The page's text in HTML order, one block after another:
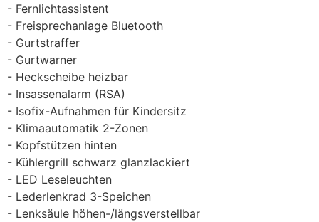
Fernlichtassistent
Freisprechanlage Bluetooth
Gurtstraffer
Gurtwarner
Heckscheibe heizbar
Insassenalarm (RSA)
Isofix-Aufnahmen für Kindersitz
Klimaautomatik 2-Zonen
Kopfstützen hinten
Kühlergrill schwarz glanzlackiert
LED Leseleuchten
Lederlenkrad 3-Speichen
Lenksäule höhen-/längsverstellbar